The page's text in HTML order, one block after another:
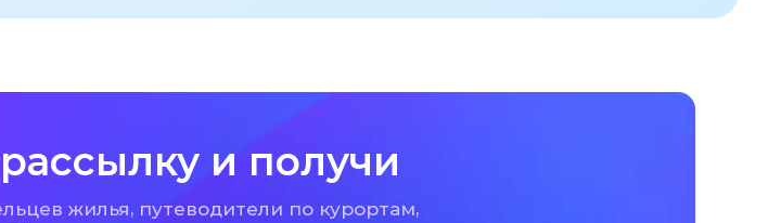
и получи
жилья, путеводители по курортам,